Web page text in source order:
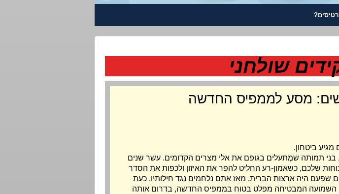
שולחני
מסע לממפיס החדשה
ביטחון.
תמותה שמְתעלים בגופם את אלי מצרים הקדומים. עשר שנים
שלכם, כשאמון-רע החליט להפר את האיזון ולכפות את הסדר
שפעם היה ארצות הברית. מאז אתם נלחמים נגד חילותיו. כעת
השמועה המבטיחה מפלט בטוח בממפיס החדשה, בדרום אותה